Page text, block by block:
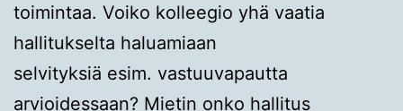
toimintaa. Voiko kolleegio yhä vaatia
hallitukselta haluamiaan
selvityksiä esim. vastuuvapautta
arvioidessaan? Mietin onko hallitus